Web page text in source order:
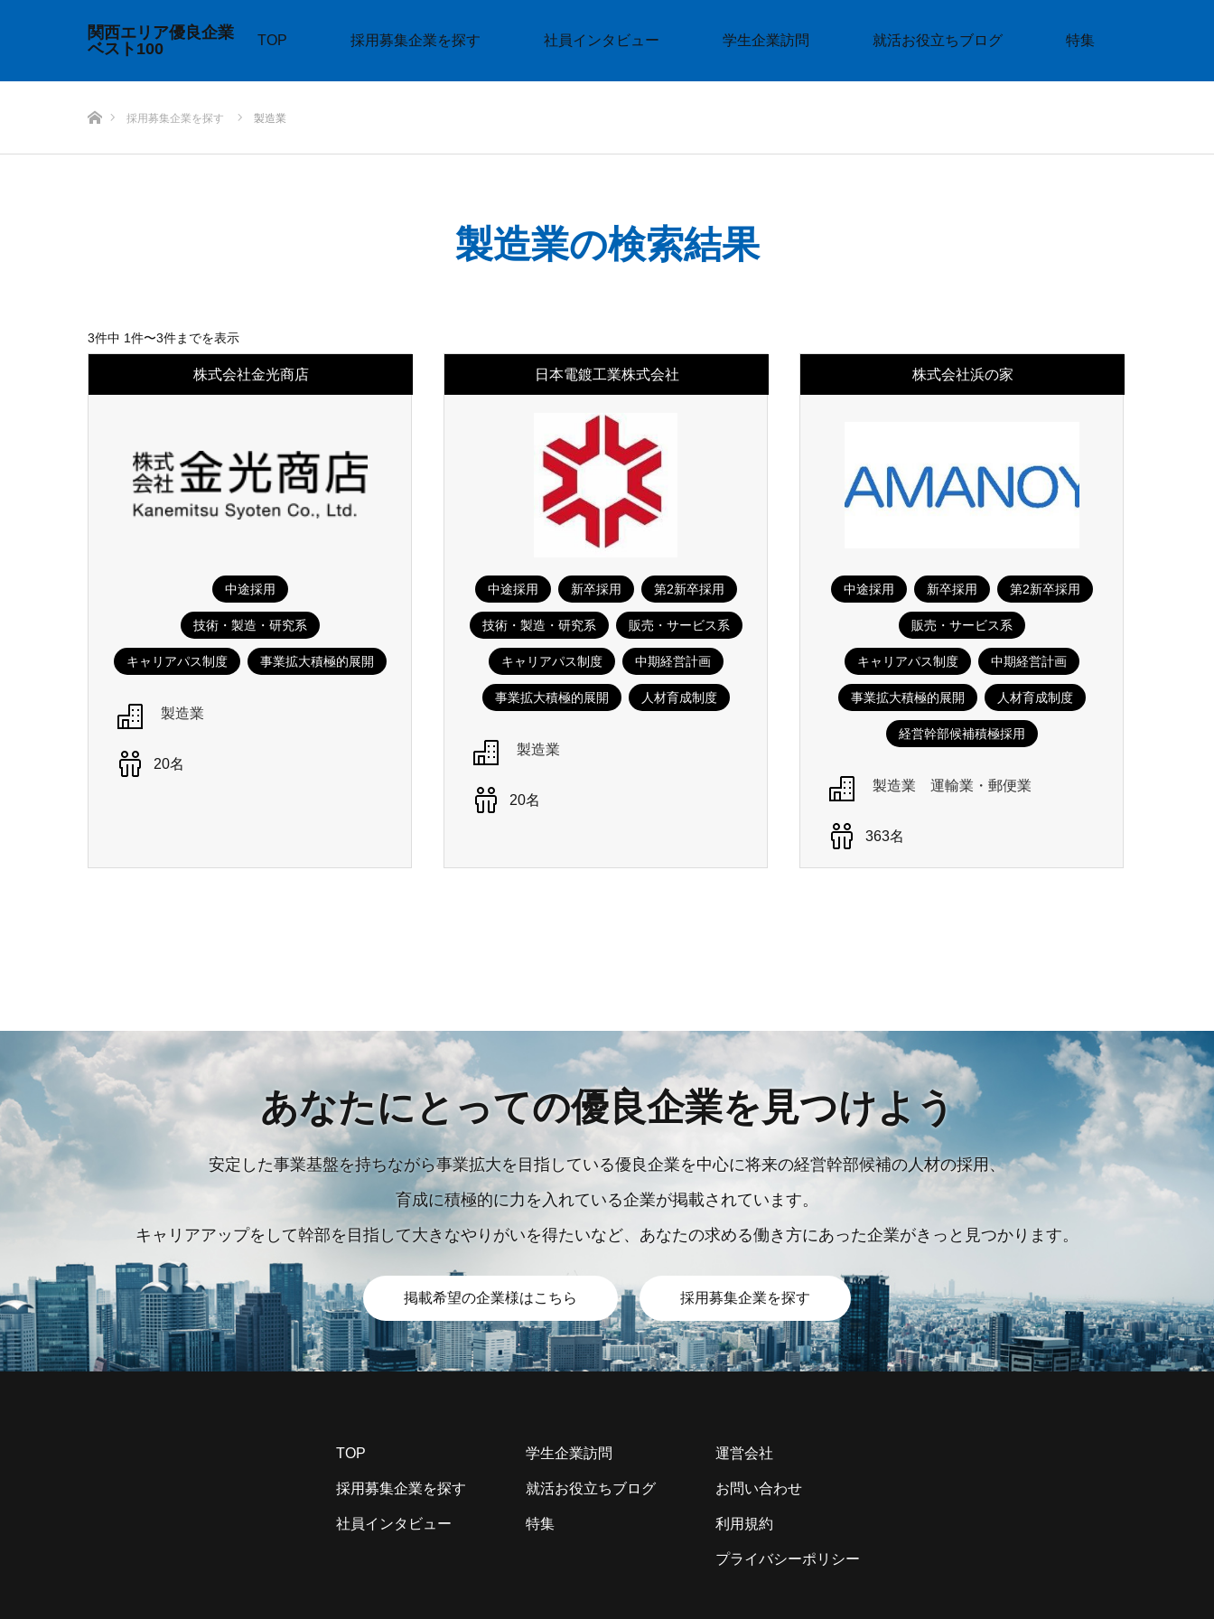
関西エリア優良企業
ベスト100
TOP 採用募集企業を探す 社員インタビュー 学生企業訪問 就活お役立ちブログ 特集
採用募集企業を探す 製造業
製造業の検索結果
3件中 1件〜3件までを表示
株式会社金光商店
中途採用
技術・製造・研究系
キャリアパス制度 事業拡大積極的展開
製造業
20名
日本電鍍工業株式会社
中途採用 新卒採用 第2新卒採用
技術・製造・研究系 販売・サービス系
キャリアパス制度 中期経営計画
事業拡大積極的展開 人材育成制度
製造業
20名
株式会社浜の家
中途採用 新卒採用 第2新卒採用
販売・サービス系
キャリアパス制度 中期経営計画
事業拡大積極的展開 人材育成制度
経営幹部候補積極採用
製造業 運輸業・郵便業
363名
あなたにとっての優良企業を見つけよう
安定した事業基盤を持ちながら事業拡大を目指している優良企業を中心に将来の経営幹部候補の人材の採用、
育成に積極的に力を入れている企業が掲載されています。
キャリアアップをして幹部を目指して大きなやりがいを得たいなど、あなたの求める働き方にあった企業がきっと見つかります。
掲載希望の企業様はこちら 採用募集企業を探す
TOP
採用募集企業を探す
社員インタビュー
学生企業訪問
就活お役立ちブログ
特集
運営会社
お問い合わせ
利用規約
プライバシーポリシー